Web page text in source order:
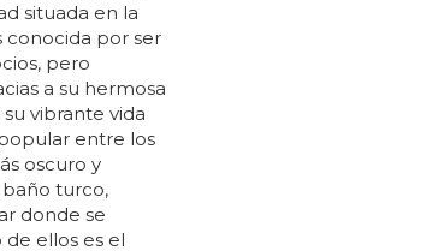
situada en la
conocida por ser
pero
a su hermosa
vibrante vida
entre los
oscuro y
turco,
donde se
de ellos es el